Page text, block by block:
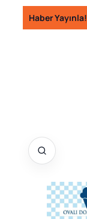
İçeriğe
geç
Haber Yayınla!